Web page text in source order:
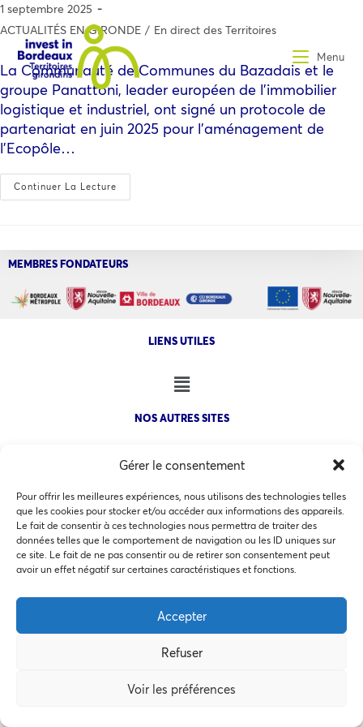
Gérer le consentement
Pour offrir les meilleures expériences, nous utilisons des technologies telles
que les cookies pour stocker et/ou accéder aux informations des appareils.
Le fait de consentir à ces technologies nous permettra de traiter des
données telles que le comportement de navigation ou les ID uniques sur
ce site. Le fait de ne pas consentir ou de retirer son consentement peut
avoir un effet négatif sur certaines caractéristiques et fonctions.
Accepter
Refuser
Voir les préférences
Ce site utilise des cookies pour les statistiques et pour
politique de confidentialité
Accepter
Refuser
Préférences des cookies
Menu
1 septembre 2025
ACTUALITÉS EN GIRONDE / En direct des Territoires
La Communauté de Communes du Bazadais et le
groupe Panattoni, leader européen de l’immobilier
logistique et industriel, ont signé un protocole de
partenariat en juin 2025 pour l’aménagement de
l’Ecopôle…
Continuer La Lecture
MEMBRES FONDATEURS
LIENS UTILES
NOS AUTRES SITES
COPYRIGHT @ 2026 - INVEST IN BORDEAUX - 32 Allées d'Orléans
33000 Bordeaux